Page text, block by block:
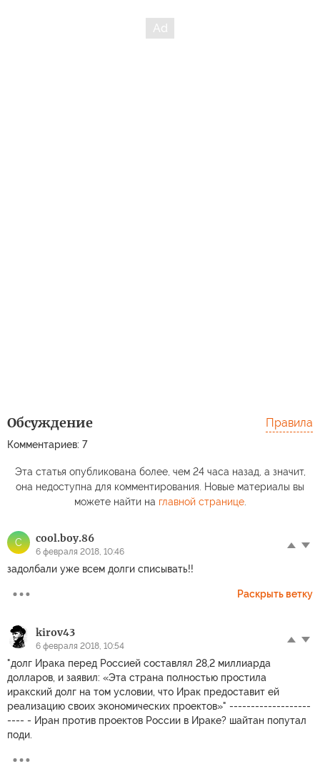
Обсуждение
Комментариев: 7
Правила
Эта статья опубликована более, чем 24 часа назад, а значит,
она недоступна для комментирования. Новые материалы вы
можете найти на главной странице.
C cool.boy.86
6 февраля 2018, 10:46
задолбали уже всем долги списывать!!
Раскрыть ветку
kirov43
6 февраля 2018, 10:54
"долг Ирака перед Россией составлял 28,2 миллиарда
долларов, и заявил: «Эта страна полностью простила
иракский долг на том условии, что Ирак предоставит ей
реализацию своих экономических проектов»" -------------------
---- - Иран против проектов России в Ираке? шайтан попутал
поди.